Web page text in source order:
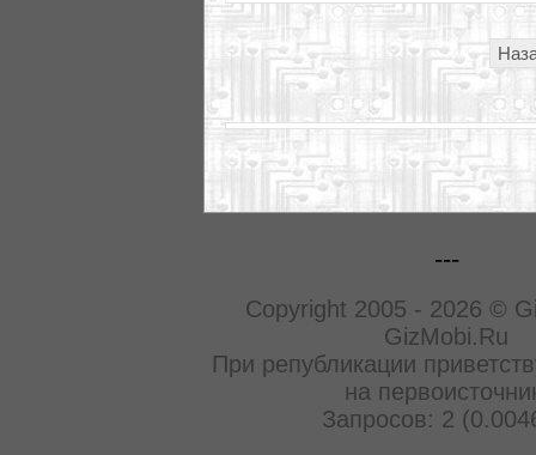
---
Copyright 2005 - 2026 ©
GizMobi.Ru
При републикации
на
Запросов: 2